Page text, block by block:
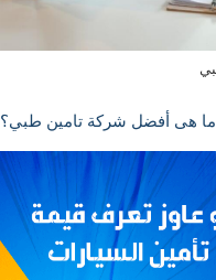
ما هى أفضل شركة تامين طبي؟